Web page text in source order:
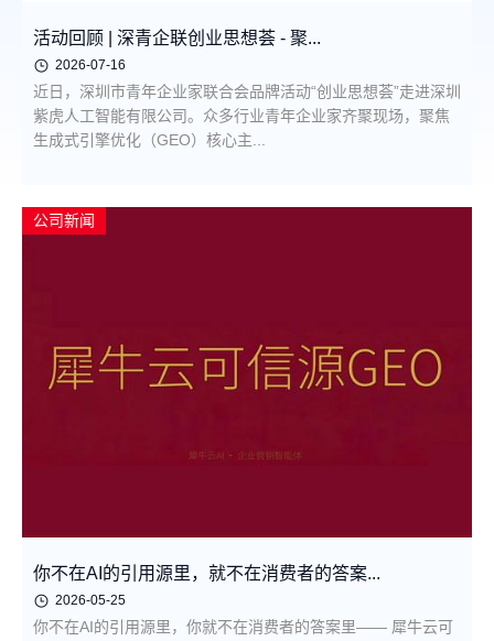
活动回顾 | 深青企联创业思想荟 - 聚...
2026-07-16
近日，深圳市青年企业家联合会品牌活动“创业思想荟”走进深圳
紫虎人工智能有限公司。众多行业青年企业家齐聚现场，聚焦
生成式引擎优化（GEO）核心主...
公司新闻
你不在AI的引用源里，就不在消费者的答案...
2026-05-25
你不在AI的引用源里，你就不在消费者的答案里—— 犀牛云可